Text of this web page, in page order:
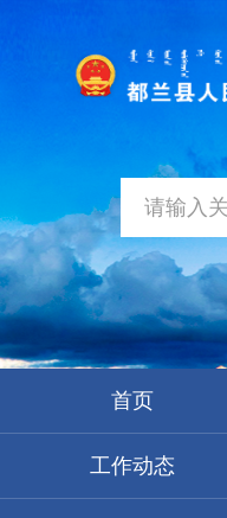
首页
工作动态